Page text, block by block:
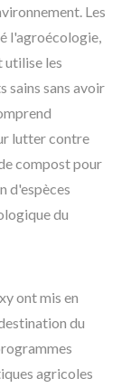
Les
l'agroécologie,
utilise les
sains sans avoir
lutter contre
compost pour
d'espèces
du
ont mis en
du
agricoles